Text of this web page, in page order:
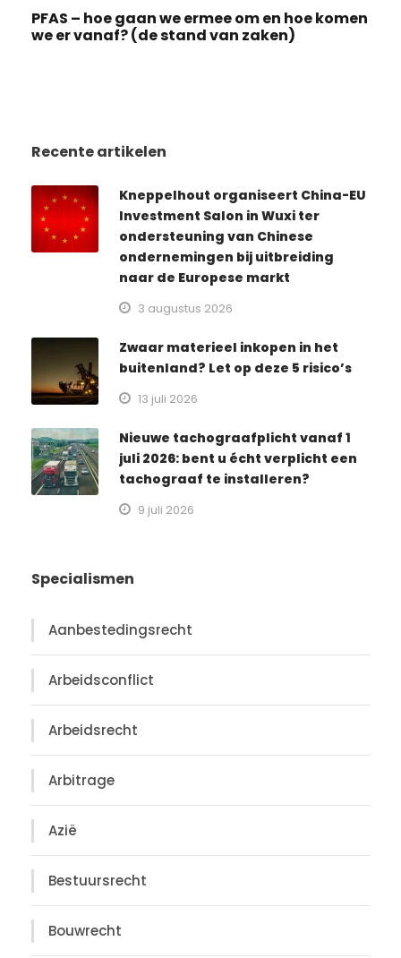
PFAS – hoe gaan we ermee om en hoe komen
we er vanaf? (de stand van zaken)
Recente artikelen
Kneppelhout organiseert China-EU
Investment Salon in Wuxi ter
ondersteuning van Chinese
ondernemingen bij uitbreiding
naar de Europese markt
3 augustus 2026
Zwaar materieel inkopen in het
buitenland? Let op deze 5 risico’s
13 juli 2026
Nieuwe tachograafplicht vanaf 1
juli 2026: bent u écht verplicht een
tachograaf te installeren?
9 juli 2026
Specialismen
Aanbestedingsrecht
Arbeidsconflict
Arbeidsrecht
Arbitrage
Azië
Bestuursrecht
Bouwrecht